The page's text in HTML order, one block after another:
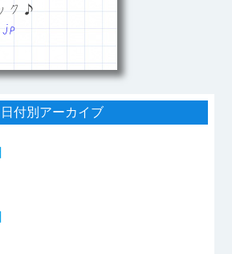
ク♪
日付別アーカイブ